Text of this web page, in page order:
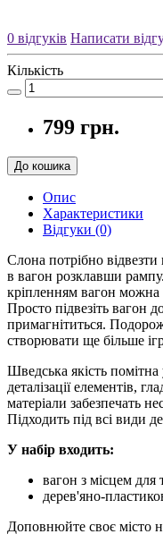
0 відгуків Написати
Кількість
799 грн.
До кошика
Опис
Характеристики
Відгуки (0)
Слона потрібно
в вагон розклавши
кріпленням вагон можна
Просто підвезіть вагон
примагнітиться.
створювати ще більше
Шведська якість
деталізації елементів,
матеріали забезпечать
Підходить під всі види
У набір входить:
вагон з місцем для
дерев'яно-
Доповнюйте своє місто